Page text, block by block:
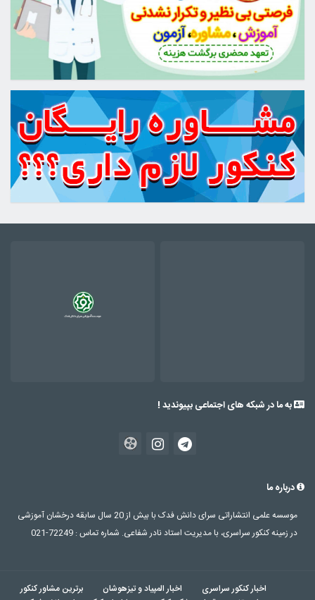
به ما در شبکه های اجتماعی بپیوندید !
درباره ما
موسسه علمی انتشاراتی سرای دانش فدک با بیش از 20 سال سابقه درخشان آموزشی
در زمینه کنکور سراسری، با مدیریت استاد نادر شفاعی. شماره تماس : 72249-021
اخبار کنکور سراسری اخبار المپیاد و تیزهوشان
برترین مشاور کنکور